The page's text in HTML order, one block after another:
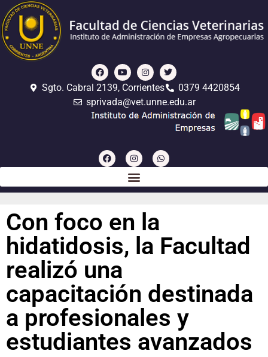
Sgto. Cabral 2139, Corrientes
0379 4420854
sprivada@vet.unne.edu.ar
Con foco en la
hidatidosis, la Facultad
realizó una
capacitación destinada
a profesionales y
estudiantes avanzados